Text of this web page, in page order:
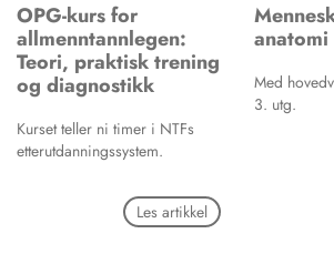
OPG-kurs for
allmenntannlegen:
Teori, praktisk trening
og diagnostikk
Kurset teller ni timer i NTFs
etterutdanningssystem.
Les artikkel
anatomi
Med
3. utg.